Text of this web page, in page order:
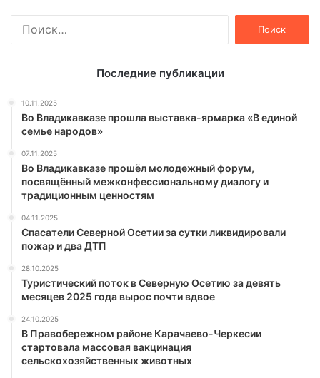
Последние публикации
10.11.2025
Во Владикавказе прошла выставка-ярмарка «В единой
семье народов»
07.11.2025
Во Владикавказе прошёл молодежный форум,
посвящённый межконфессиональному диалогу и
традиционным ценностям
04.11.2025
Спасатели Северной Осетии за сутки ликвидировали
пожар и два ДТП
28.10.2025
Туристический поток в Северную Осетию за девять
месяцев 2025 года вырос почти вдвое
24.10.2025
В Правобережном районе Карачаево-Черкесии
стартовала массовая вакцинация
сельскохозяйственных животных